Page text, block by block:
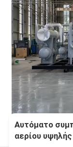
Αυτόματο
αερίου